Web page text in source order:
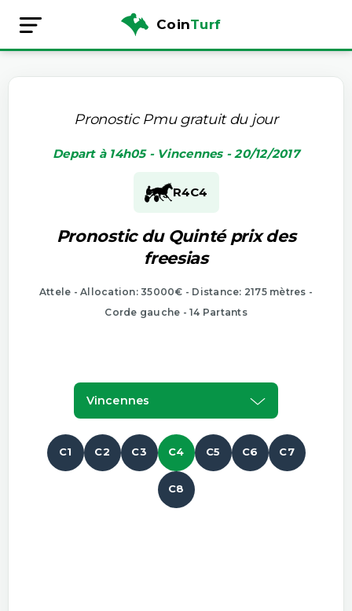
CoinTurf
Pronostic Pmu gratuit du jour
Depart à 14h05 - Vincennes - 20/12/2017
R4C4
Pronostic du Quinté prix des
freesias
Attele - Allocation: 35000€ - Distance: 2175 mètres -
Corde gauche - 14 Partants
Vincennes
C1 C2 C3 C4 C5 C6 C7
C8